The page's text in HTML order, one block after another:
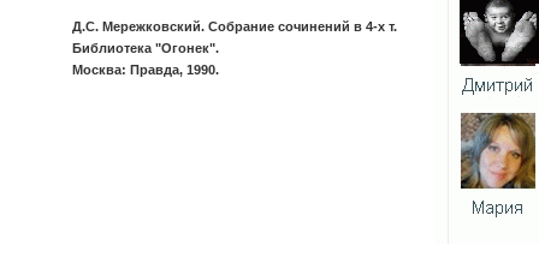
Д.С. Мережковский. Собрание сочинений в 4-х т.
Библиотека "Огонек".
Москва: Правда, 1990.